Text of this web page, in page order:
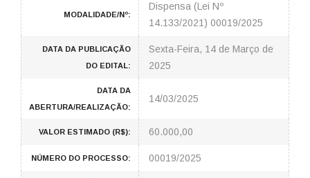
MODALIDADE/Nº:
Dispensa (Lei Nº
14.133/2021) 00019/2025
DATA DA PUBLICAÇÃO
DO EDITAL:
Sexta-Feira, 14 de Março de
2025
DATA DA
ABERTURA/REALIZAÇÃO:
14/03/2025
VALOR ESTIMADO (R$): 60.000,00
NÚMERO DO PROCESSO: 00019/2025